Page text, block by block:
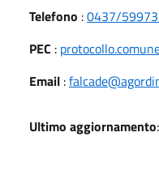
Telefono :0437/
PEC :
Email :
Ultimo aggiornamento